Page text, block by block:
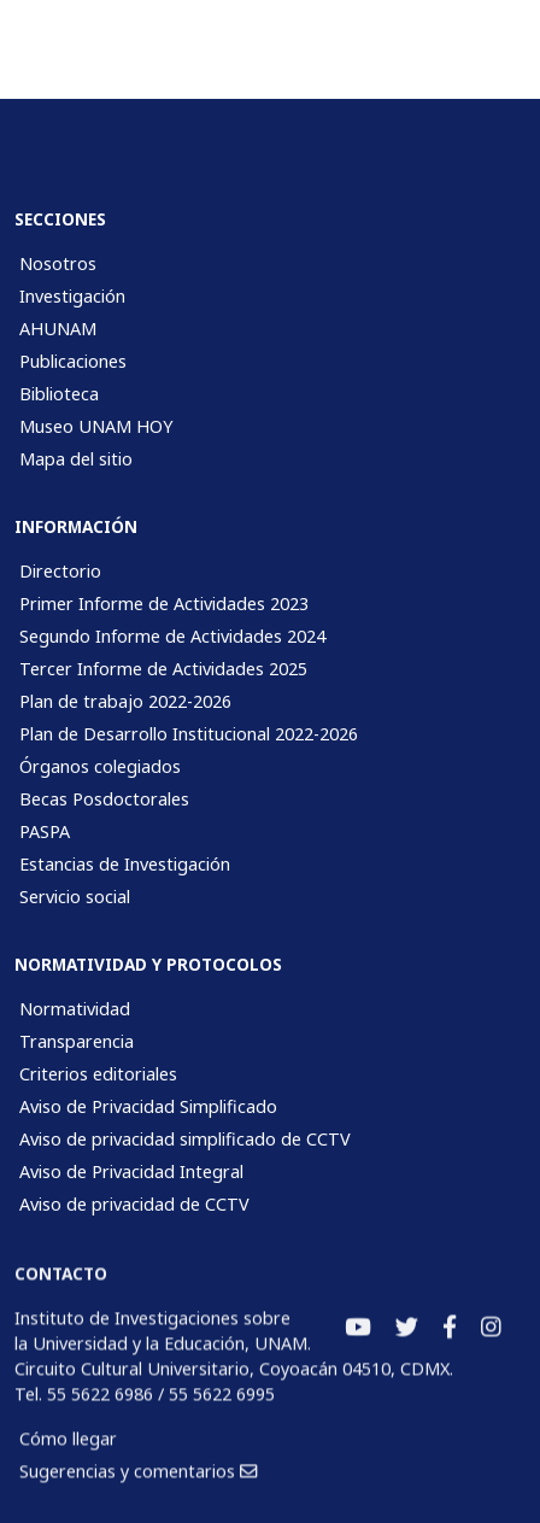
SECCIONES
Nosotros
Investigación
AHUNAM
Publicaciones
Biblioteca
Museo UNAM HOY
Mapa del sitio
INFORMACIÓN
Directorio
Primer Informe de Actividades 2023
Segundo Informe de Actividades 2024
Tercer Informe de Actividades 2025
Plan de trabajo 2022-2026
Plan de Desarrollo Institucional 2022-2026
Órganos colegiados
Becas Posdoctorales
PASPA
Estancias de Investigación
Servicio social
NORMATIVIDAD Y PROTOCOLOS
Normatividad
Transparencia
Criterios editoriales
Aviso de Privacidad Simplificado
Aviso de privacidad simplificado de CCTV
Aviso de Privacidad Integral
Aviso de privacidad de CCTV
CONTACTO
Instituto de Investigaciones sobre
la Universidad y la Educación, UNAM.
Circuito Cultural Universitario, Coyoacán 04510, CDMX.
Tel. 55 5622 6986 / 55 5622 6995
Cómo llegar
Sugerencias y comentarios